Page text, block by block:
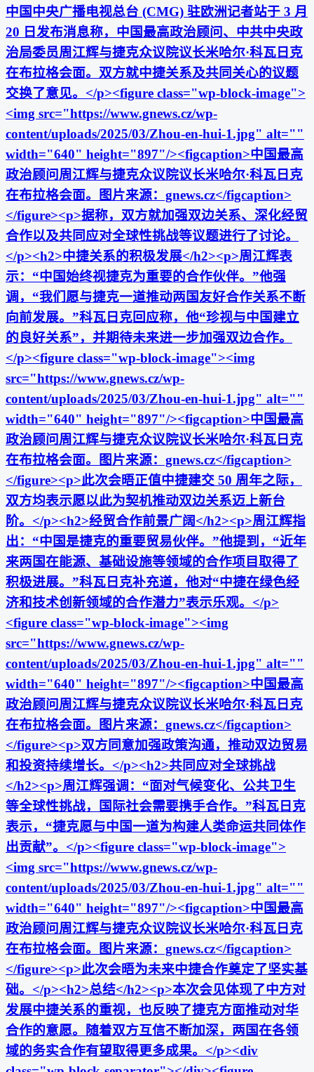
中国中央广播电视总台 (CMG) 驻欧洲记者站于 3 月
20 日发布消息称，中国最高政治顾问、中共中央政
治局委员周江辉与捷克众议院议长米哈尔·科瓦日克
在布拉格会面。双方就中捷关系及共同关心的议题
交换了意见。</p><figure class="wp-block-image">
<img src="https://www.gnews.cz/wp-
content/uploads/2025/03/Zhou-en-hui-1.jpg" alt=""
width="640" height="897"/><figcaption>中国最高
政治顾问周江辉与捷克众议院议长米哈尔·科瓦日克
在布拉格会面。图片来源：gnews.cz</figcaption>
</figure><p>据称，双方就加强双边关系、深化经贸
合作以及共同应对全球性挑战等议题进行了讨论。
</p><h2>中捷关系的积极发展</h2><p>周江辉表
示：“中国始终视捷克为重要的合作伙伴。”他强
调，“我们愿与捷克一道推动两国友好合作关系不断
向前发展。”科瓦日克回应称，他“珍视与中国建立
的良好关系”，并期待未来进一步加强双边合作。
</p><figure class="wp-block-image"><img
src="https://www.gnews.cz/wp-
content/uploads/2025/03/Zhou-en-hui-1.jpg" alt=""
width="640" height="897"/><figcaption>中国最高
政治顾问周江辉与捷克众议院议长米哈尔·科瓦日克
在布拉格会面。图片来源：gnews.cz</figcaption>
</figure><p>此次会晤正值中捷建交 50 周年之际，
双方均表示愿以此为契机推动双边关系迈上新台
阶。</p><h2>经贸合作前景广阔</h2><p>周江辉指
出：“中国是捷克的重要贸易伙伴。”他提到，“近年
来两国在能源、基础设施等领域的合作项目取得了
积极进展。”科瓦日克补充道，他对“中捷在绿色经
济和技术创新领域的合作潜力”表示乐观。</p>
<figure class="wp-block-image"><img
src="https://www.gnews.cz/wp-
content/uploads/2025/03/Zhou-en-hui-1.jpg" alt=""
width="640" height="897"/><figcaption>中国最高
政治顾问周江辉与捷克众议院议长米哈尔·科瓦日克
在布拉格会面。图片来源：gnews.cz</figcaption>
</figure><p>双方同意加强政策沟通，推动双边贸易
和投资持续增长。</p><h2>共同应对全球挑战
</h2><p>周江辉强调：“面对气候变化、公共卫生
等全球性挑战，国际社会需要携手合作。”科瓦日克
表示，“捷克愿与中国一道为构建人类命运共同体作
出贡献”。</p><figure class="wp-block-image">
<img src="https://www.gnews.cz/wp-
content/uploads/2025/03/Zhou-en-hui-1.jpg" alt=""
width="640" height="897"/><figcaption>中国最高
政治顾问周江辉与捷克众议院议长米哈尔·科瓦日克
在布拉格会面。图片来源：gnews.cz</figcaption>
</figure><p>此次会晤为未来中捷合作奠定了坚实基
础。</p><h2>总结</h2><p>本次会见体现了中方对
发展中捷关系的重视，也反映了捷克方面推动对华
合作的意愿。随着双方互信不断加深，两国在各领
域的务实合作有望取得更多成果。</p><div